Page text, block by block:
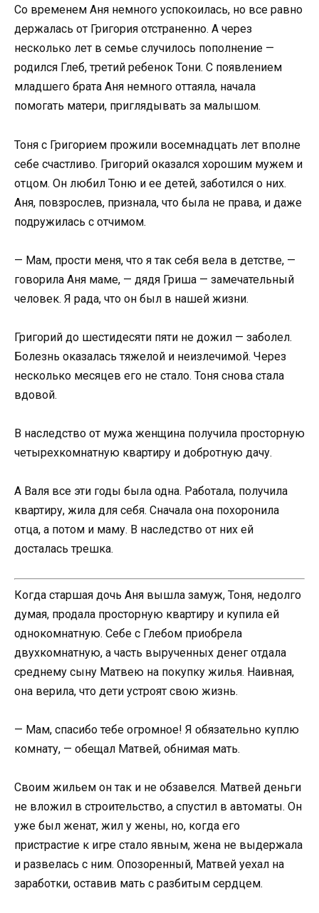
Со временем Аня немного успокоилась, но все равно
держалась от Григория отстраненно. А через
несколько лет в семье случилось пополнение —
родился Глеб, третий ребенок Тони. С появлением
младшего брата Аня немного оттаяла, начала
помогать матери, приглядывать за малышом.
Тоня с Григорием прожили восемнадцать лет вполне
себе счастливо. Григорий оказался хорошим мужем и
отцом. Он любил Тоню и ее детей, заботился о них.
Аня, повзрослев, признала, что была не права, и даже
подружилась с отчимом.
— Мам, прости меня, что я так себя вела в детстве, —
говорила Аня маме, — дядя Гриша — замечательный
человек. Я рада, что он был в нашей жизни.
Григорий до шестидесяти пяти не дожил — заболел.
Болезнь оказалась тяжелой и неизлечимой. Через
несколько месяцев его не стало. Тоня снова стала
вдовой.
В наследство от мужа женщина получила просторную
четырехкомнатную квартиру и добротную дачу.
А Валя все эти годы была одна. Работала, получила
квартиру, жила для себя. Сначала она похоронила
отца, а потом и маму. В наследство от них ей
досталась трешка.
Когда старшая дочь Аня вышла замуж, Тоня, недолго
думая, продала просторную квартиру и купила ей
однокомнатную. Себе с Глебом приобрела
двухкомнатную, а часть вырученных денег отдала
среднему сыну Матвею на покупку жилья. Наивная,
она верила, что дети устроят свою жизнь.
— Мам, спасибо тебе огромное! Я обязательно куплю
комнату, — обещал Матвей, обнимая мать.
Своим жильем он так и не обзавелся. Матвей деньги
не вложил в строительство, а спустил в автоматы. Он
уже был женат, жил у жены, но, когда его
пристрастие к игре стало явным, жена не выдержала
и развелась с ним. Опозоренный, Матвей уехал на
заработки, оставив мать с разбитым сердцем.